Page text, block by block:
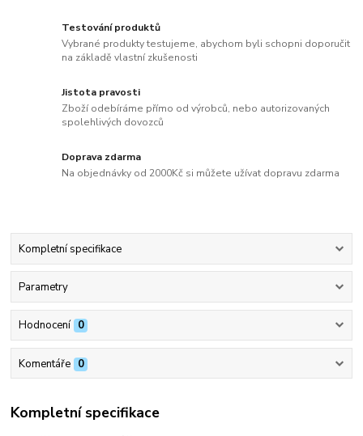
Testování produktů
Vybrané produkty testujeme, abychom byli schopni doporučit
na základě vlastní zkušenosti
Jistota pravosti
Zboží odebíráme přímo od výrobců, nebo autorizovaných
spolehlivých dovozců
Doprava zdarma
Na objednávky od 2000Kč si můžete užívat dopravu zdarma
Kompletní specifikace
Parametry
Hodnocení 0
Komentáře 0
Kompletní specifikace